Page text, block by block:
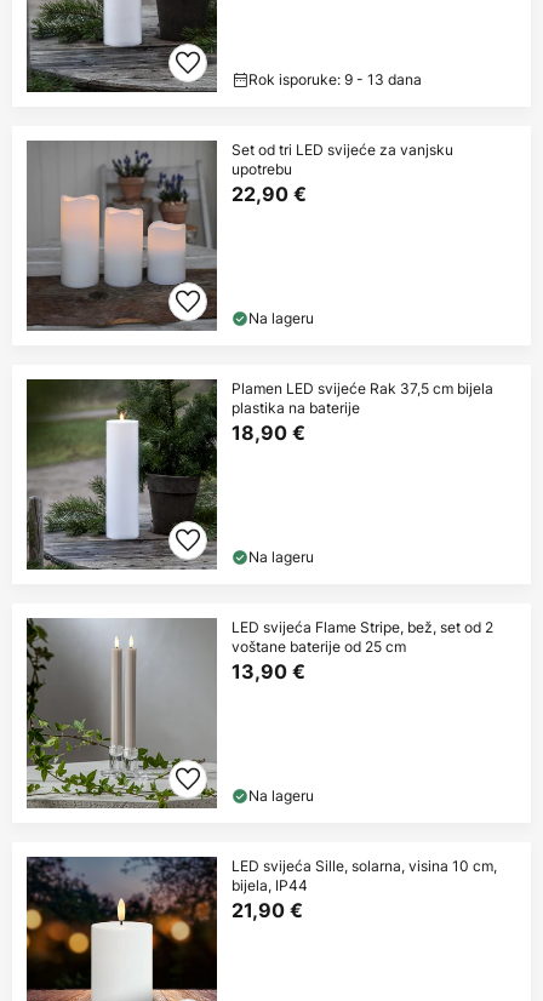
Rok isporuke: 9 - 13 dana
Set od tri LED svijeće za vanjsku
upotrebu
22,90 €
Na lageru
Plamen LED svijeće Rak 37,5 cm bijela
plastika na baterije
18,90 €
Na lageru
LED svijeća Flame Stripe, bež, set od 2
voštane baterije od 25 cm
13,90 €
Na lageru
LED svijeća Sille, solarna, visina 10 cm,
bijela, IP44
21,90 €